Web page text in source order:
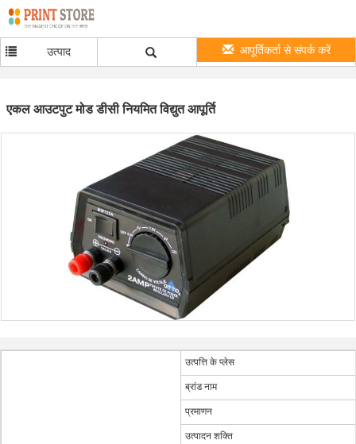
उत्पाद आपूर्तिकर्ता से संपर्क करें
एकल आउटपुट मोड डीसी नियमित विद्युत आपूर्ति
उत्पत्ति के प्लेस
ब्रांड नाम
प्रमाणन
उत्पादन शक्ति